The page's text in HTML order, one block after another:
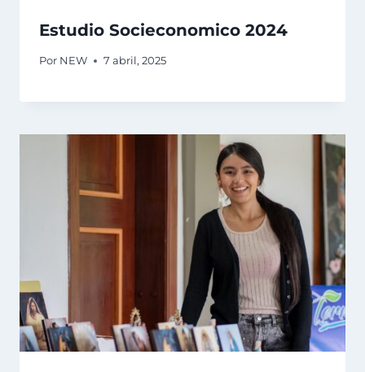
Estudio Socieconomico 2024
Por NEW 7 abril, 2025